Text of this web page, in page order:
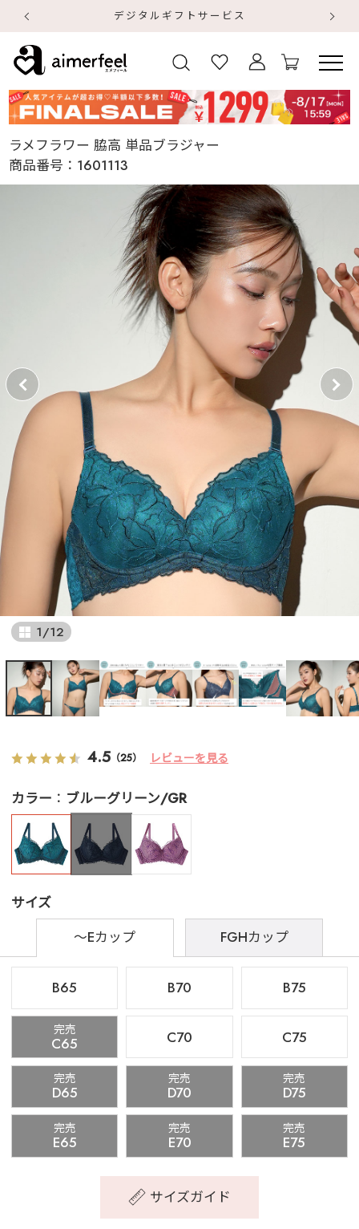
デジタルギフトサービス
ラメフラワー 脇高 単品ブラジャー
商品番号： 1601113
1/12
4.5 （25） レビューを見る
カラー ブルーグリーン/GR
サイズ
～Eカップ
FGHカップ
B65 B70 B75
完売
C65 C70 C75
完売
D65
完売
D70
完売
D75
完売
E65
完売
E70
完売
E75
サイズガイド